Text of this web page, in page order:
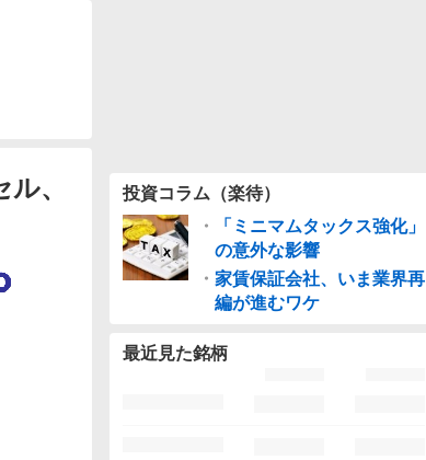
、
投資コラム（楽待）
・
「ミニマムタックス強化」
の意外な影響
・ 家賃保証会社、いま業界再
編が進むワケ
最近見た銘柄